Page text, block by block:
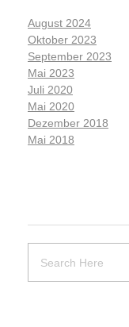
August 2024
Oktober 2023
September 2023
Mai 2023
Juli 2020
Mai 2020
Dezember 2018
Mai 2018